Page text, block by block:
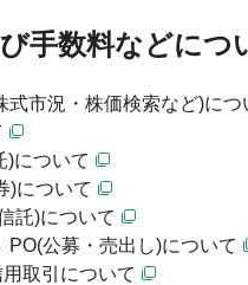
手数料などにつ
式市況・株価検索など)につ
)について
)について
託)について
PO(公募・売出し)について
取引について